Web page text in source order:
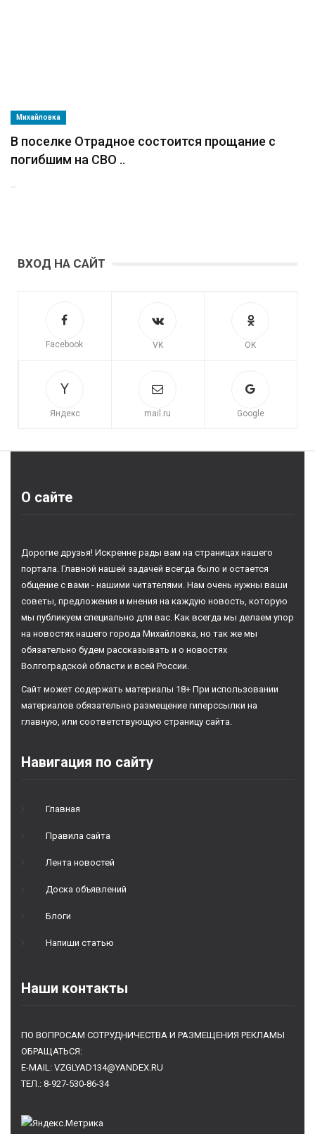
Михайловка
В поселке Отрадное состоится прощание с
погибшим на СВО ..
...
ВХОД НА САЙТ
Facebook VK OK
Яндекс mail.ru Google
О сайте
Дорогие друзья! Искренне рады вам на страницах нашего
портала. Главной нашей задачей всегда было и остается
общение с вами - нашими читателями. Нам очень нужны ваши
советы, предложения и мнения на каждую новость, которую
мы публикуем специально для вас. Как всегда мы делаем упор
на новостях нашего города Михайловка, но так же мы
обязательно будем рассказывать и о новостях
Волгоградской области и всей России.
Сайт может содержать материалы 18+ При использовании
материалов обязательно размещение гиперссылки на
главную, или соответствующую страницу сайта.
Навигация по сайту
Главная
Правила сайта
Лента новостей
Доска объявлений
Блоги
Напиши статью
Наши контакты
ПО ВОПРОСАМ СОТРУДНИЧЕСТВА И РАЗМЕЩЕНИЯ РЕКЛАМЫ
ОБРАЩАТЬСЯ:
E-MAIL: VZGLYAD134@YANDEX.RU
ТЕЛ.: 8-927-530-86-34